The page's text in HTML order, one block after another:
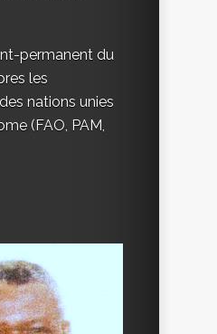
permanent du
les
nations unies
(FAO, PAM,